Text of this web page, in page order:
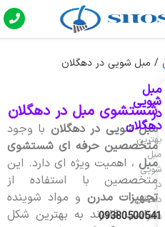
/ مبل شویی در دهگلان
شستشوی مبل در دهگلان
مبل شویی در دهگلانبا وجود
متخصصین حرفه ای شستشوی
مبل ، اهمیت ویژه ای دارد. این
متخصصین با استفاده از
تجهیزات مدرنو مواد شوینده
مناسب قادرند به بهترین شکل
مبل
شویی
در
دهگلان
بهترین
مبل
شویی
در
دهگلان
شماره
09380500541